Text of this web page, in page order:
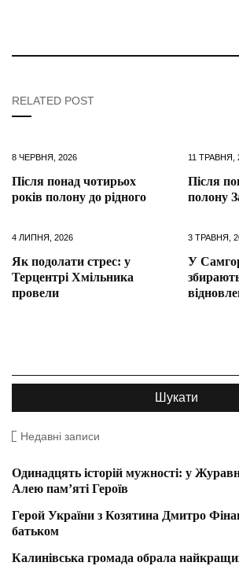
RELATED POST
8 ЧЕРВНЯ, 2026
Після понад чотирьох
років полону до рідного
11 ТРАВНЯ,
Після
полону
4 ЛИПНЯ, 2026
Як подолати стрес: у
Терцентрі Хмільника
провели
3 ТРАВНЯ,
У
Недавні записи
Одинадцять історій мужності: у
Алею пам’яті Героїв
Герой України з Козятина Дмитро
батьком
Калинівська громада обрала